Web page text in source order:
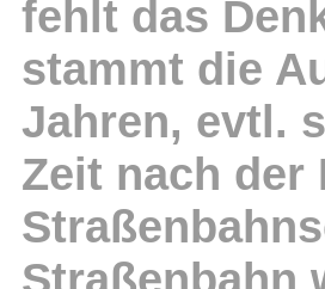
fehlt das
stammt die
Jahren, evtl.
Zeit nach